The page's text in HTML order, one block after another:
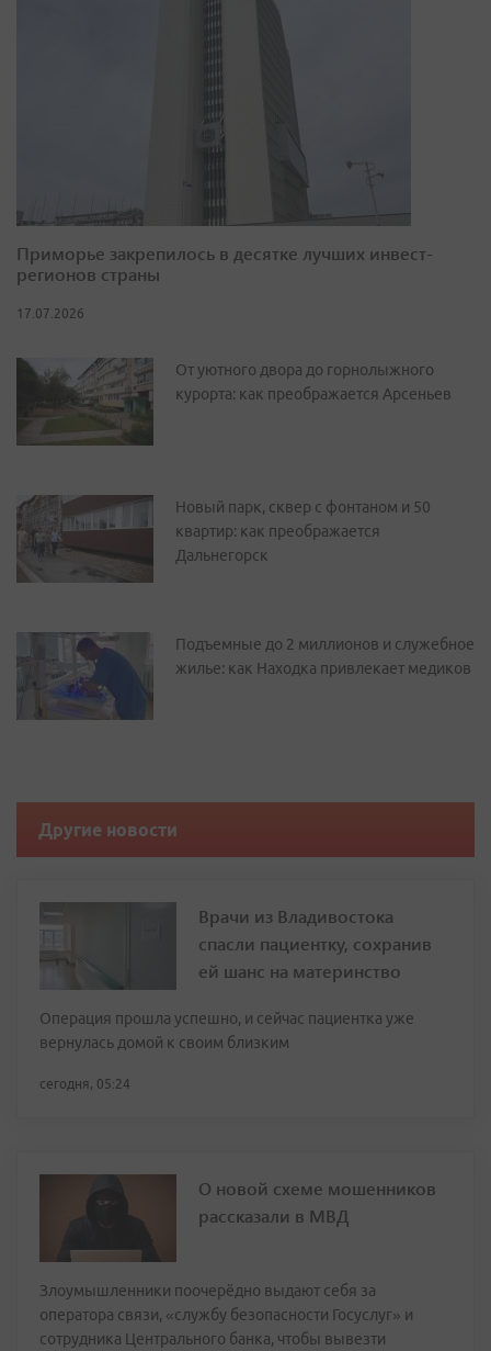
Приморье закрепилось в десятке лучших инвест-
регионов страны
17.07.2026
От уютного двора до горнолыжного
курорта: как преображается Арсеньев
Новый парк, сквер с фонтаном и 50
квартир: как преображается
Дальнегорск
Подъемные до 2 миллионов и служебное
жилье: как Находка привлекает медиков
Другие новости
Врачи из Владивостока
спасли пациентку, сохранив
ей шанс на материнство
Операция прошла успешно, и сейчас пациентка уже
вернулась домой к своим близким
сегодня, 05:24
О новой схеме мошенников
рассказали в МВД
Злоумышленники поочерёдно выдают себя за
оператора связи, «службу безопасности Госуслуг» и
сотрудника Центрального банка, чтобы вывезти